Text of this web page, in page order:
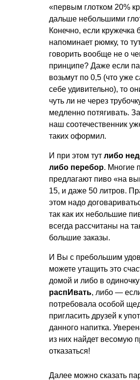
«первым глотком 20%
дальше небольшими
Конечно, если кружечка
напоминает рюмку, то
говорить вообще не о
принципе? Даже если
возьмут по 0,5 (что уже
себе удивительно), то
чуть ли не через
медленно потягивать.
наш соотечественник
таких оформил.
И при этом тут либо
либо перебор. Многие
предлагают пиво «на
15, и даже 50 литров.
этом надо
так как их небольшие
всегда рассчитаны на
большие заказы.
И Вы с пребольшим
можете утащить это
домой и либо в одиночку
распИвать, либо —
потребовала особой
пригласить друзей к
данного напитка.
из них найдет весомую
отказаться!
Далее можно сказать